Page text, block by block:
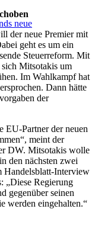
neue
der neue Premier mit
geht es um ein
Steuerreform. Mit
Mitsotakis um
Im Wahlkampf hat
Dann hätte
der
EU-Partner der neuen
meint der
DW. Mitsotakis wolle
den nächsten zwei
Handelsblatt-Interview
„Diese Regierung
gegenüber seinen
werden eingehalten.“